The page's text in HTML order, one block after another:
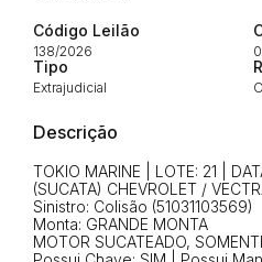
Código Leilão
138/2026
Tipo
Extrajudicial
Descrição
TOKIO MARINE | LOTE: 21 |
(SUCATA) CHEVROLET /
Sinistro: Colisão (51031103569)
Monta: GRANDE MONTA
MOTOR SUCATEADO,